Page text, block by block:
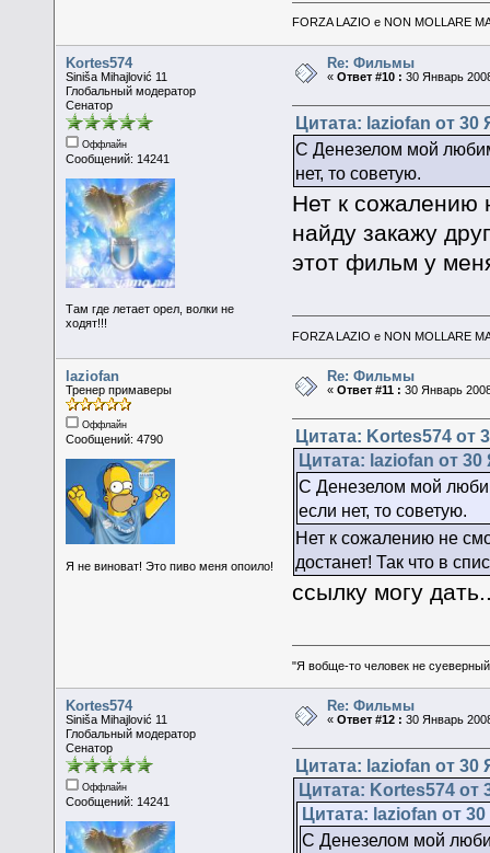
FORZA LAZIO e NON MOLLARE
Kortes574
Siniša Mihajlović 11
Глобальный модератор
Сенатор
Оффлайн
Сообщений: 14241
Там где летает орел, волки не
ходят!!!
Re: Фильмы
«Ответ #10 : 30 Январь
Цитата: laziofan от 30
С Денезелом мой
нет, то советую.
Нет к сожалению
найду закажу
этот фильм у
FORZA LAZIO e NON MOLLARE
laziofan
Тренер примаверы
Оффлайн
Сообщений: 4790
Я не виноват! Это пиво меня опоило!
Re: Фильмы
«Ответ #11 : 30 Январь
Цитата: Kortes574 от
Цитата: laziofan от
С Денезелом мой
если нет, то советую.
Нет к сожалению не
достанет! Так что в
ссылку могу
"Я вобще-то человек не
Kortes574
Siniša Mihajlović 11
Глобальный модератор
Сенатор
Оффлайн
Сообщений: 14241
Re: Фильмы
«Ответ #12 : 30 Январь
Цитата: laziofan от 30
Цитата: Kortes574 от
Цитата: laziofan от
С Денезелом мой